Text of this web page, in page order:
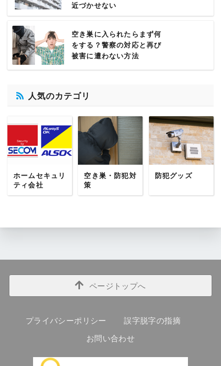
近づかせない
空き巣に入られたらまず何
をする？警察の対応と再び
被害に遭わない方法
人気のカテゴリ
ホームセキュリ
ティ会社
空き巣・防犯対
策
防犯グッズ
ページトップへ
プライバシーポリシー
誤字脱字の指摘
お問い合わせ